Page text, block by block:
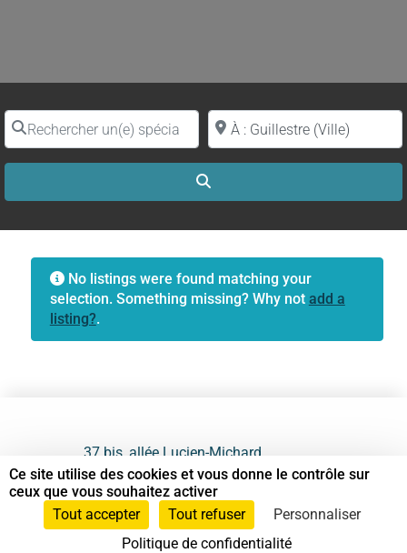
Rechercher un(e) spécialiste par nomProche de (ville ou région)
No listings were found matching your
selection. Something missing? Why not add a
listing?.
37 bis, allée Lucien-Michard
93190 Livry-Gargan
06 61 87 28 09
Ce site utilise des cookies et vous donne le contrôle sur
ceux que vous souhaitez activer
Tout accepter
Tout refuser
Personnaliser
Politique de confidentialité